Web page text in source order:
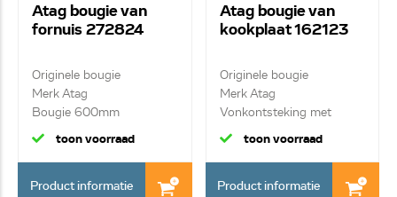
Atag bougie van
fornuis 272824
Originele bougie
Merk Atag
Bougie 600mm
toon voorraad
Product informatie
Atag bougie van
kookplaat 162123
Originele bougie
Merk Atag
Vonkontsteking met
draad L=45 ...
toon voorraad
Product informatie